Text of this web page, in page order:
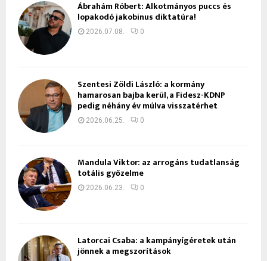
Ábrahám Róbert: Alkotmányos puccs és
lopakodó jakobinus diktatúra!
2026.07.08. 0
Szentesi Zöldi László: a kormány
hamarosan bajba kerül, a Fidesz-KDNP
pedig néhány év múlva visszatérhet
2026.06.25. 0
Mandula Viktor: az arrogáns tudatlanság
totális győzelme
2026.06.23. 0
Latorcai Csaba: a kampányígéretek után
jönnek a megszorítások